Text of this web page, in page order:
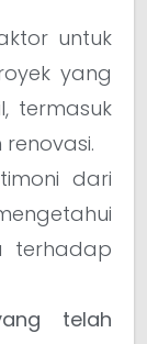
untuk
yang
termasuk
dari
terhadap
telah